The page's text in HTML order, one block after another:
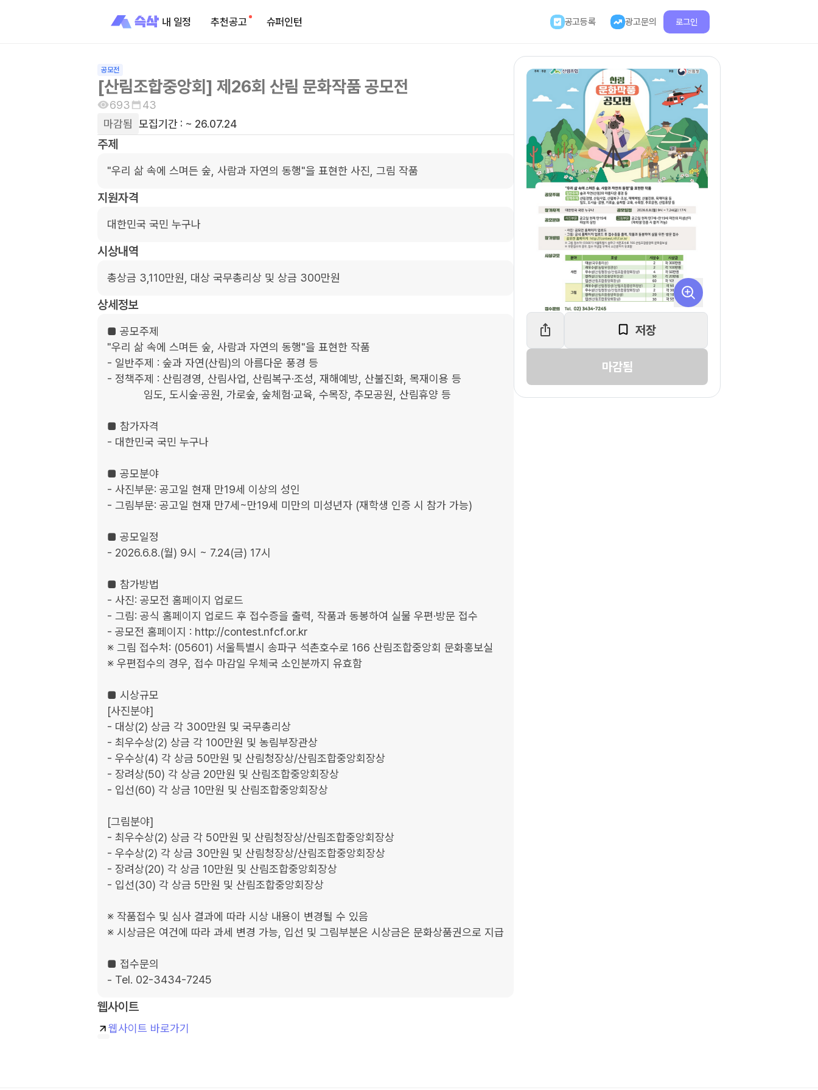
내 일정 추천공고 슈퍼인턴 공고등록 광고문의 로그인
공모전
[산림조합중앙회] 제26회 산림 문화작품 공모전
693
43
마감됨 모집기간 : ~ 26.07.24
주제
"우리 삶 속에 스며든 숲, 사람과 자연의 동행"을 표현한 사진, 그림 작품
지원자격
대한민국 국민 누구나
시상내역
총상금 3,110만원, 대상 국무총리상 및 상금 300만원
상세정보
■ 공모주제
"우리 삶 속에 스며든 숲, 사람과 자연의 동행"을 표현한 작품
- 일반주제 : 숲과 자연(산림)의 아름다운 풍경 등
- 정책주제 : 산림경영, 산림사업, 산림복구·조성, 재해예방, 산불진화, 목재이용 등
■ 참가자격
- 대한민국 국민 누구나
■ 공모분야
- 사진부문: 공고일 현재 만19세 이상의 성인
- 그림부문: 공고일 현재 만7세~만19세 미만의 미성년자 (재학생 인증 시 참가 가능)
■ 공모일정
- 2026.6.8.(월) 9시 ~ 7.24(금) 17시
■ 참가방법
- 사진: 공모전 홈페이지 업로드
- 그림: 공식 홈페이지 업로드 후 접수증을 출력, 작품과 동봉하여 실물 우편·방문 접수
- 공모전 홈페이지 : http://contest.nfcf.or.kr
※ 그림 접수처: (05601) 서울특별시 송파구 석촌호수로 166 산림조합중앙회 문화홍보실
※ 우편접수의 경우, 접수 마감일 우체국 소인분까지 유효함
■ 시상규모
[사진분야]
- 대상(2) 상금 각 300만원 및 국무총리상
- 최우수상(2) 상금 각 100만원 및 농림부장관상
- 우수상(4) 각 상금 50만원 및 산림청장상/산림조합중앙회장상
- 장려상(50) 각 상금 20만원 및 산림조합중앙회장상
- 입선(60) 각 상금 10만원 및 산림조합중앙회장상
[그림분야]
- 최우수상(2) 상금 각 50만원 및 산림청장상/산림조합중앙회장상
- 우수상(2) 각 상금 30만원 및 산림청장상/산림조합중앙회장상
- 장려상(20) 각 상금 10만원 및 산림조합중앙회장상
- 입선(30) 각 상금 5만원 및 산림조합중앙회장상
※ 작품접수 및 심사 결과에 따라 시상 내용이 변경될 수 있음
※ 시상금은 여건에 따라 과세 변경 가능, 입선 및 그림부분은 시상금은 문화상품권으로 지급
■ 접수문의
- Tel. 02-3434-7245
웹사이트
웹사이트 바로가기
저장
마감됨